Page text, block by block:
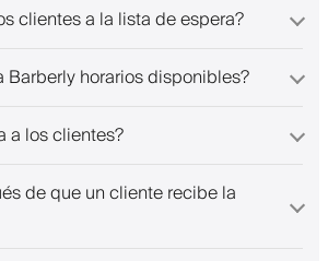
clientes a la lista de espera?
Barberly horarios disponibles?
a los clientes?
de que un cliente recibe la